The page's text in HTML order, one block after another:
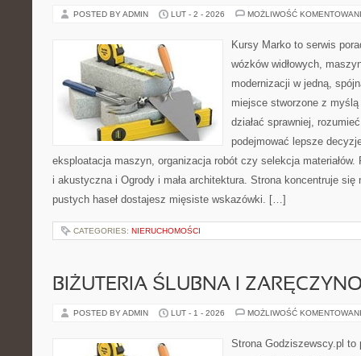
POSTED BY ADMIN LUT - 2 - 2026 MOŻLIWOŚĆ
Kursy Marko to serwis
wózków widłowych,
modernizacji w jedną,
miejsce stworzone z
działać sprawniej,
podejmować lepsze
eksploatacja maszyn, organizacja robót czy selekcja
i akustyczna i Ogrody i mała architektura. Strona koncentruje
pustych haseł dostajesz mięsiste wskazówki. […]
CATEGORIES: NIERUCHOMOŚCI
BIŻUTERIA ŚLUBNA I
POSTED BY ADMIN LUT - 1 - 2026 MOŻLIWOŚĆ
Strona Godziszewscy.pl to